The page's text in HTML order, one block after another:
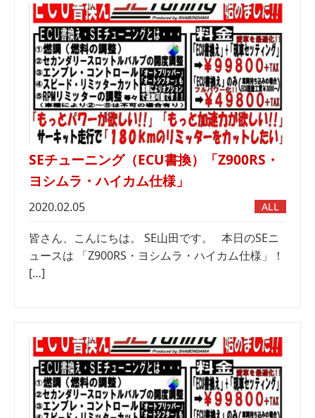
SEチューニング（ECU書換）「Z900RS・
ヨシムラ・ハイカム仕様」
2020.02.05 ALL
皆さん、こんにちは。 SE山田です。 本日のSEニ
ュースは 「Z900RS・ヨシムラ・ハイカム仕様」！
[…]